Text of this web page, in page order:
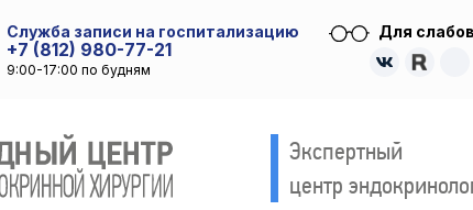
Служба записи на госпитализацию
+7 (812) 980-77-21
9:00-17:00 по будням
Для
Экспертный
центр